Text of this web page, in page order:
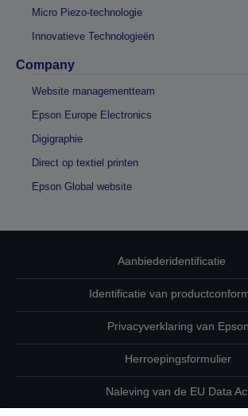
Micro Piezo-technologie
Innovatieve Technologieën
Company
Website managementteam
Epson Europe Electronics
Digigraphie
Direct op textiel printen
Epson Global website
Aanbiederidentificatie
Identificatie van
Privacyverklaring van Epson
Herroepingsformulier
Naleving van de EU Data